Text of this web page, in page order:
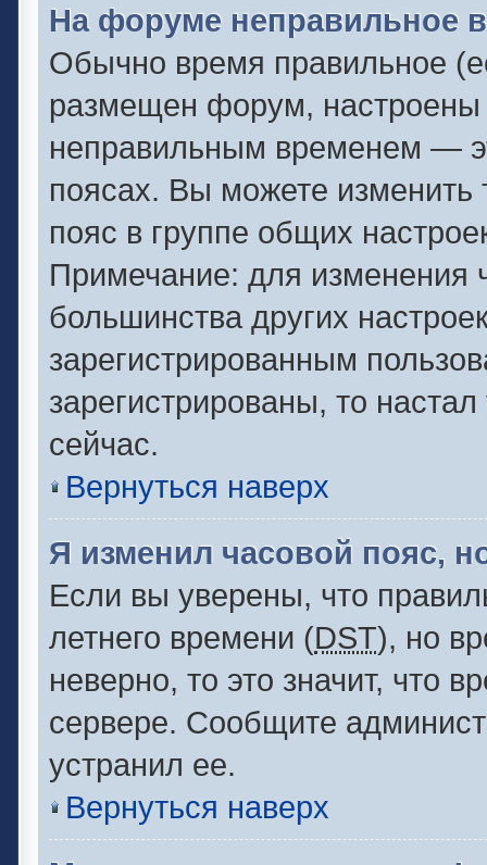
На форуме неправильное
Обычно время правильное
размещен форум, настроены
неправильным временем —
поясах. Вы можете изменить
пояс в группе общих
Примечание: для изменения
большинства других
зарегистрированным
зарегистрированы, то
сейчас.
Вернуться наверх
Я изменил часовой пояс,
Если вы уверены, что
летнего времени (DST), но
неверно, то это значит, что
сервере. Сообщите
устранил ее.
Вернуться наверх